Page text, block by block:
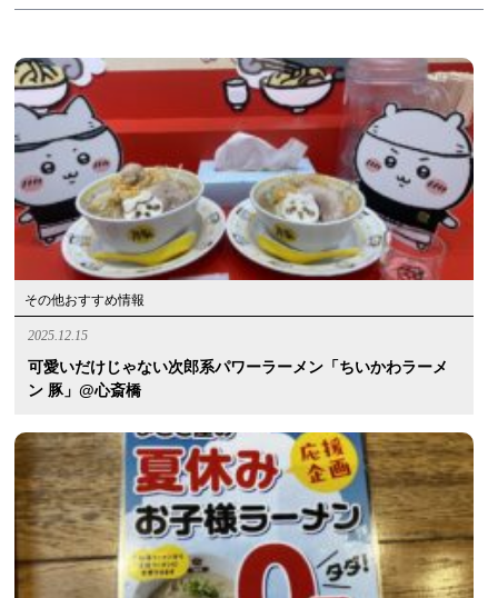
その他おすすめ情報
2025.12.15
可愛いだけじゃない次郎系パワーラーメン「ちいかわラーメ
ン 豚」@心斎橋